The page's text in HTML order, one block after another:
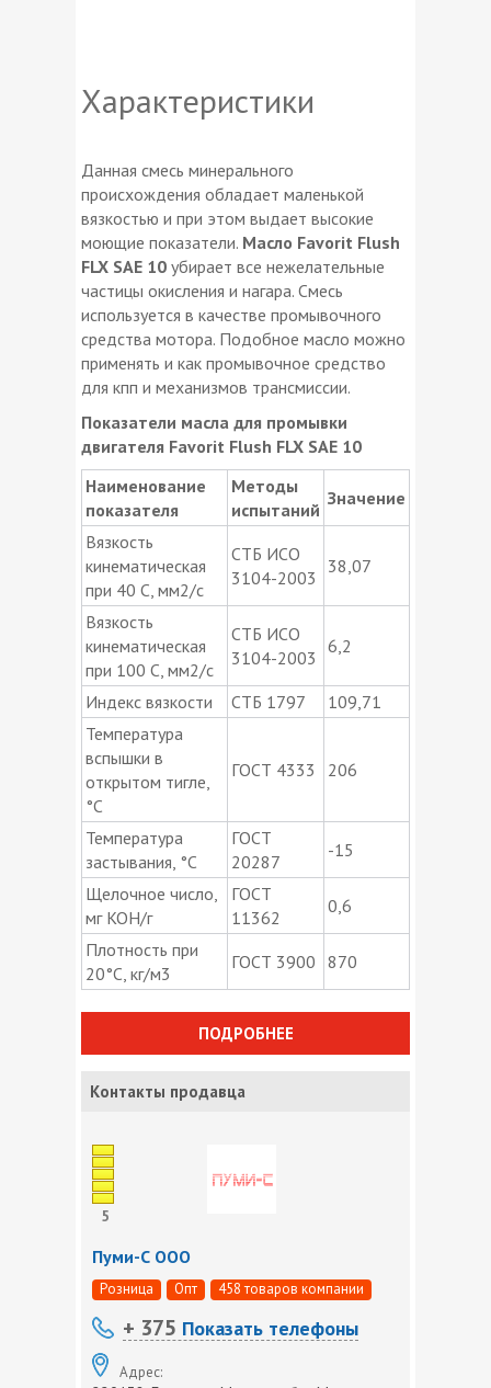
Характеристики
Данная смесь минерального
происхождения обладает маленькой
вязкостью и при этом выдает высокие
моющие показатели. Масло Favorit Flush
FLX SAE 10 убирает все нежелательные
частицы окисления и нагара. Смесь
используется в качестве промывочного
средства мотора. Подобное масло можно
применять и как промывочное средство
для кпп и механизмов трансмиссии.
Показатели масла для промывки
двигателя Favorit Flush FLX SAE 10
Наименование
показателя
Методы
испытаний
Значение
Вязкость
кинематическая
при 40 С, мм2/с
СТБ ИСО
3104-2003
38,07
Вязкость
кинематическая
при 100 С, мм2/с
СТБ ИСО
3104-2003
6,2
Индекс вязкости СТБ 1797
109,71
Температура
вспышки в
открытом тигле,
°C
ГОСТ 4333 206
Температура
застывания, °C
ГОСТ
20287
-15
Щелочное число,
мг KOH/г
ГОСТ
11362
0,6
Плотность при
20°C, кг/м3
ГОСТ 3900 870
ПОДРОБНЕЕ
Контакты продавца
5
Пуми-С ООО
Розница Опт 458 товаров компании
+ 375 Показать телефоны
Адрес: